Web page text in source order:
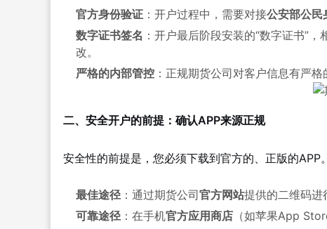
官方身份验证：开户过程中，需要对接公安部公民
数字证书签名 ：开户最后阶段安装的“数字证书”
改。
严格的内部管控：正规期货公司对客户信息有严格
二、安全开户的前提：确认APP来源正规
安全性的前提是，您必须下载到官方的、正版的APP。
最佳途径：通过期货公司官方网站提供的二维码进
可靠途径：在手机官方应用商店（如苹果App